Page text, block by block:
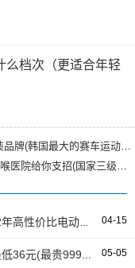
么档次（更适合年轻
(韩国最大的赛车运动品牌)
院给你支招(国家三级医院)
电动车哪个牌子最好质量最好又便宜，2022年高性价比电动车排名前十名 04-15
2022年最新哈根达斯冰淇淋价格表一览，最低36元(最贵999元) 05-05